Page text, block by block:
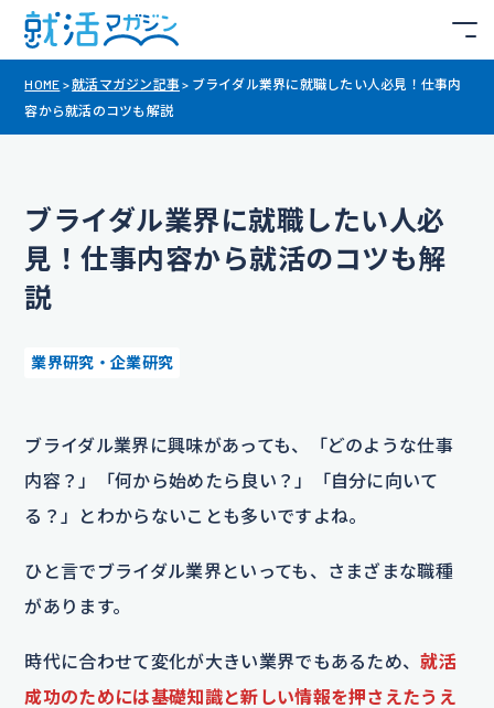
HOME >就活マガジン記事 > ブライダル業界に就職したい人必見！仕事内
容から就活のコツも解説
ブライダル業界に就職したい人必
見！仕事内容から就活のコツも解
説
業界研究・企業研究
ブライダル業界に興味があっても、「どのような仕事
内容？」「何から始めたら良い？」「自分に向いて
る？」とわからないことも多いですよね。
ひと言でブライダル業界といっても、さまざまな職種
があります。
時代に合わせて変化が大きい業界でもあるため、就活
成功のためには基礎知識と新しい情報を押さえたうえ